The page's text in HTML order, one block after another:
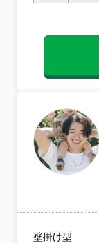
壁掛け型